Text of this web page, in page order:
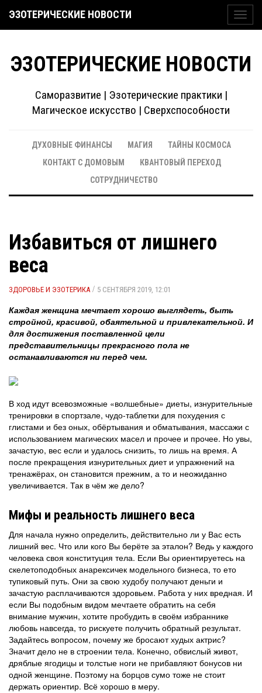
ЭЗОТЕРИЧЕСКИЕ НОВОСТИ
ЭЗОТЕРИЧЕСКИЕ НОВОСТИ
Саморазвитие | Эзотерические практики |
Магическое искусство | Сверхспособности
ДУХОВНЫЕ ФИНАНСЫ МАГИЯ
ТАЙНЫ КОСМОСА
КОНТАКТ С ДОМОВЫМ
КВАНТОВЫЙ ПЕРЕХОД
СОТРУДНИЧЕСТВО
Избавиться от лишнего
веса
ЗДОРОВЬЕ И ЭЗОТЕРИКА / 5 СЕНТЯБРЯ 2019, 12:01
Каждая женщина мечтает хорошо выглядеть, быть
стройной, красивой, обаятельной и привлекательной. И
для достижения поставленной цели
представительницы прекрасного пола не
останавливаются ни перед чем.
В ход идут всевозможные «волшебные» диеты, изнурительные
тренировки в спортзале, чудо-таблетки для похудения с
глистами и без оных, обёртывания и обматывания, массажи с
использованием магических масел и прочее и прочее. Но увы,
зачастую, вес если и удалось снизить, то лишь на время. А
после прекращения изнурительных диет и упражнений на
тренажёрах, он становится прежним, а то и неожиданно
увеличивается. Так в чём же дело?
Мифы и реальность лишнего веса
Для начала нужно определить, действительно ли у Вас есть
лишний вес. Что или кого Вы берёте за эталон? Ведь у каждого
человека своя конституция тела. Если Вы ориентируетесь на
скелетоподобных анарексичек модельного бизнеса, то ето
тупиковый путь. Они за свою худобу получают деньги и
зачастую расплачиваются здоровьем. Работа у них вредная. И
если Вы подобным видом мечтаете обратить на себя
внимание мужчин, хотите пробудить в своём избраннике
любовь навсегда, то рискуете получить обратный результат.
Задайтесь вопросом, почему же бросают худых актрис?
Значит дело не в строении тела. Конечно, обвислый живот,
дряблые ягодицы и толстые ноги не прибавляют бонусов ни
одной женщине. Поэтому на борцов сумо тоже не стоит
держать ориентир. Всё хорошо в меру.